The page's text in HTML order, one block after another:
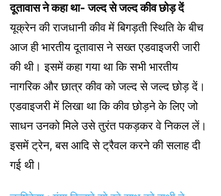
दूतावास ने कहा था- जल्द से जल्द कीव छोड़ दें
यूक्रेन की राजधानी कीव में बिगड़ती स्थिति के बीच
आज ही भारतीय दूतावास ने सख्त एडवाइजरी जारी
की थी। इसमें कहा गया था कि सभी भारतीय
नागरिक और छात्र कीव को जल्द से जल्द छोड़ दें।
एडवाइजरी में लिखा था कि कीव छोड़ने के लिए जो
साधन उनको मिले उसे तुरंत पकड़कर वे निकल लें।
इसमें ट्रेन, बस आदि से ट्रैवल करने की सलाह दी
गई थी।